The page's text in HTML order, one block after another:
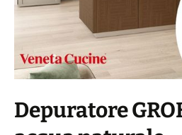
Depuratore